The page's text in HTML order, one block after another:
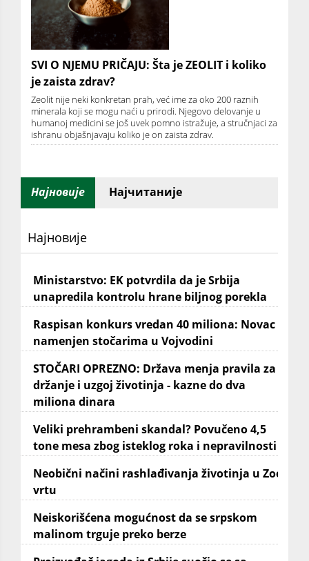
SVI O NJEMU PRIČAJU: Šta je ZEOLIT i koliko
je zaista zdrav?
Zeolit nije neki konkretan prah, već ime za oko 200 raznih
minerala koji se mogu naći u prirodi. Njegovo delovanje u
humanoj medicini se još uvek pomno istražuje, a stručnjaci za
ishranu objašnjavaju koliko je on zaista zdrav.
Најновије Најчитаније
Најновије
Ministarstvo: EK potvrdila da je Srbija
unapredila kontrolu hrane biljnog porekla
Raspisan konkurs vredan 40 miliona: Novac
namenjen stočarima u Vojvodini
STOČARI OPREZNO: Država menja pravila za
držanje i uzgoj životinja - kazne do dva
miliona dinara
Veliki prehrambeni skandal? Povučeno 4,5
tone mesa zbog isteklog roka i nepravilnosti
Neobični načini rashlađivanja životinja u Zoo
vrtu
Neiskorišćena mogućnost da se srpskom
malinom trguje preko berze